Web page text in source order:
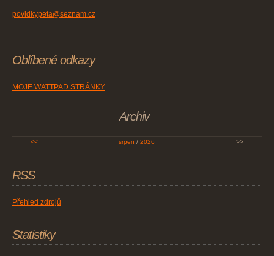
povidkypeta@seznam.cz
Oblíbené odkazy
MOJE WATTPAD STRÁNKY
Archiv
<< srpen / 2026 >>
RSS
Přehled zdrojů
Statistiky